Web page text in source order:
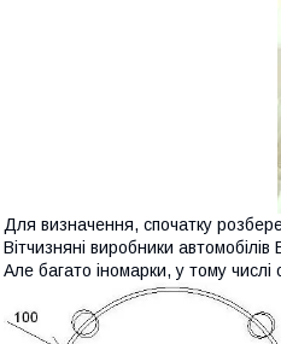
Для визначення, спочатку
Вітчизняні виробники
Але багато іномарки, у тому